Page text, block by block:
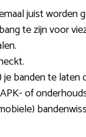
juist worden
te zijn voor
banden te laten
of